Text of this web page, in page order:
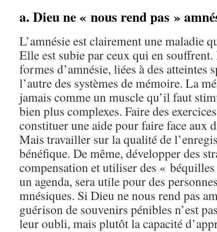
a. Dieu ne « nous rend pas »
L’amnésie est clairement une maladie
Elle est subie par ceux qui en
formes d’amnésie, liées à des atteintes
l’autre des systèmes de mémoire. La
jamais comme un muscle qu’il faut
bien plus complexes. Faire des
constituer une aide pour faire face aux
Mais travailler sur la qualité de
bénéfique. De même, développer des
compensation et utiliser des «
un agenda, sera utile pour des
mnésiques. Si Dieu ne nous rend pas
guérison de souvenirs pénibles n’est
leur oubli, mais plutôt la capacité